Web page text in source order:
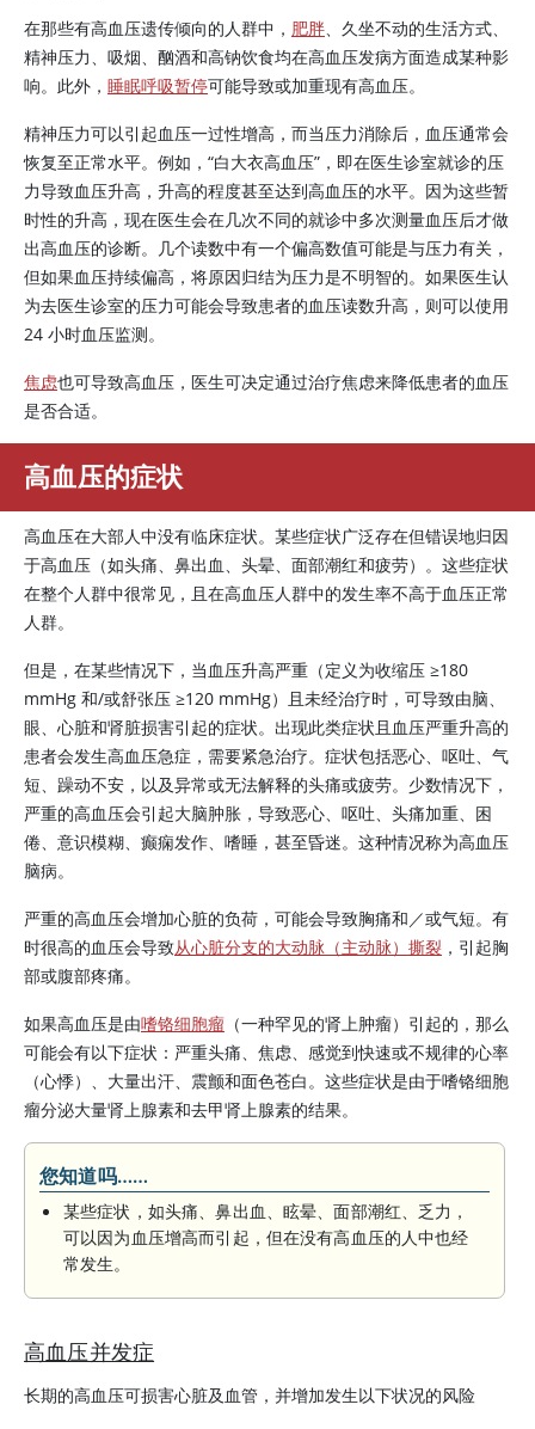
在那些有高血压遗传倾向的人群中， 肥胖、久坐不动的生活方式、
精神压力、吸烟、酗酒和高钠饮食均在高血压发病方面造成某种影
响。此外， 睡眠呼吸暂停可能导致或加重现有高血压。
精神压力可以引起血压一过性增高，而当压力消除后，血压通常会
恢复至正常水平。例如，“白大衣高血压”，即在医生诊室就诊的压
力导致血压升高，升高的程度甚至达到高血压的水平。因为这些暂
时性的升高，现在医生会在几次不同的就诊中多次测量血压后才做
出高血压的诊断。几个读数中有一个偏高数值可能是与压力有关，
但如果血压持续偏高，将原因归结为压力是不明智的。如果医生认
为去医生诊室的压力可能会导致患者的血压读数升高，则可以使用
24 小时血压监测。
焦虑也可导致高血压，医生可决定通过治疗焦虑来降低患者的血压
是否合适。
高血压的症状
高血压在大部人中没有临床症状。某些症状广泛存在但错误地归因
于高血压（如头痛、鼻出血、头晕、面部潮红和疲劳）。这些症状
在整个人群中很常见，且在高血压人群中的发生率不高于血压正常
人群。
但是，在某些情况下，当血压升高严重（定义为收缩压 ≥180
mmHg 和/或舒张压 ≥120 mmHg）且未经治疗时，可导致由脑、
眼、心脏和肾脏损害引起的症状。出现此类症状且血压严重升高的
患者会发生高血压急症，需要紧急治疗。症状包括恶心、呕吐、气
短、躁动不安，以及异常或无法解释的头痛或疲劳。少数情况下，
严重的高血压会引起大脑肿胀，导致恶心、呕吐、头痛加重、困
倦、意识模糊、癫痫发作、嗜睡，甚至昏迷。这种情况称为高血压
脑病。
严重的高血压会增加心脏的负荷，可能会导致胸痛和／或气短。有
时很高的血压会导致从心脏分支的大动脉（主动脉）撕裂 ，引起胸
部或腹部疼痛。
如果高血压是由嗜铬细胞瘤 （一种罕见的肾上肿瘤）引起的，那么
可能会有以下症状：严重头痛、焦虑、感觉到快速或不规律的心率
（心悸）、大量出汗、震颤和面色苍白。这些症状是由于嗜铬细胞
瘤分泌大量肾上腺素和去甲肾上腺素的结果。
您知道吗……
某些症状，如头痛、鼻出血、眩晕、面部潮红、乏力，
可以因为血压增高而引起，但在没有高血压的人中也经
常发生。
高血压并发症
长期的高血压可损害心脏及血管，并增加发生以下状况的风险